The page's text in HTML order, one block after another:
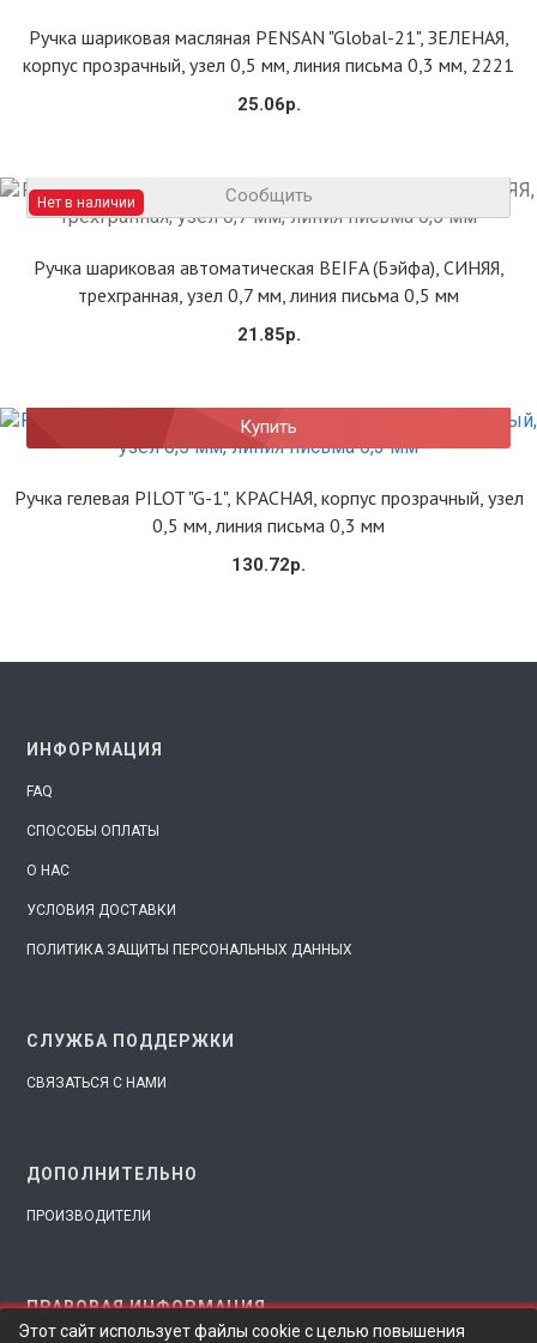
Ручка шариковая масляная PENSAN "Global-21", ЗЕЛЕНАЯ,
корпус прозрачный, узел 0,5 мм, линия письма 0,3 мм, 2221
25.06р.
Нет в наличии Сообщить
Ручка шариковая автоматическая BEIFA (Бэйфа), СИНЯЯ,
трехгранная, узел 0,7 мм, линия письма 0,5 мм
21.85р.
Купить
Ручка гелевая PILOT "G-1", КРАСНАЯ, корпус прозрачный, узел
0,5 мм, линия письма 0,3 мм
130.72р.
ИНФОРМАЦИЯ
FAQ
СПОСОБЫ ОПЛАТЫ
О НАС
УСЛОВИЯ ДОСТАВКИ
ПОЛИТИКА ЗАЩИТЫ ПЕРСОНАЛЬНЫХ ДАННЫХ
СЛУЖБА ПОДДЕРЖКИ
СВЯЗАТЬСЯ С НАМИ
ДОПОЛНИТЕЛЬНО
ПРОИЗВОДИТЕЛИ
ПРАВОВАЯ ИНФОРМАЦИЯ
Этот сайт использует файлы cookie с целью повышения